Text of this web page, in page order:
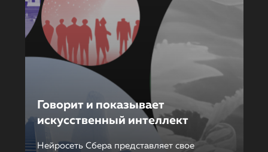
Говорит и показывает
искусственный интеллект
Нейросеть Сбера представляет свое